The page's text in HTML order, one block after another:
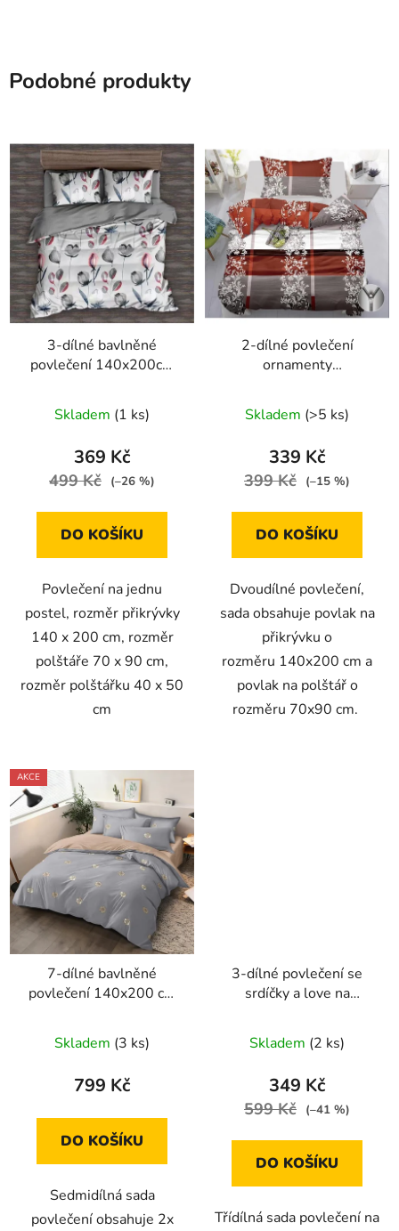
Podobné produkty
3-dílné bavlněné
povlečení 140x200cm
motivy)
Skladem (1 ks)
369 Kč
499 Kč (–26 %)
DO KOŠÍKU
Povlečení na jednu
postel, rozměr přikrývky
140 x 200 cm, rozměr
polštáře 70 x 90 cm,
rozměr polštářku 40 x 50
cm
2-dílné povlečení
ornamenty
rezavá šedá 140x200
na jednu postel
Skladem (>5 ks)
339 Kč
399 Kč (–15 %)
DO KOŠÍKU
Dvoudílné povlečení,
sada obsahuje povlak na
přikrývku o
rozměru 140x200 cm a
povlak na polštář o
rozměru 70x90 cm.
AKCE
7-dílné bavlněné
povlečení 140x200 cm
Skladem (3 ks)
799 Kč
DO KOŠÍKU
Sedmidílná sada
povlečení obsahuje 2x
3-dílné povlečení se
srdíčky a love na
140x200
Skladem (2 ks)
349 Kč
599 Kč (–41 %)
DO KOŠÍKU
Třídílná sada povlečení na